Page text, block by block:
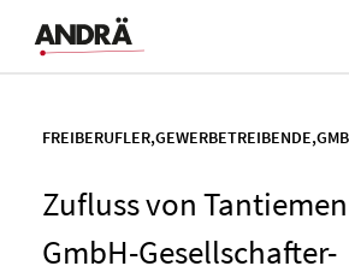
FREIBERUFLER,GEWERBETREIBENDE,
Zufluss von
GmbH-Gesellschafter-